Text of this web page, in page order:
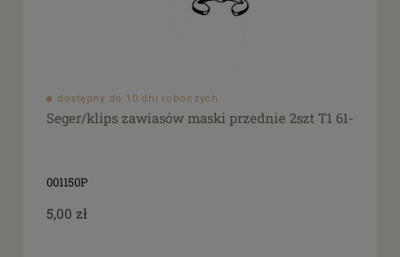
dostępny do 10 dni roboczych
Seger/klips zawiasów maski przednie 2szt T1 61-
001150P
5,00 zł